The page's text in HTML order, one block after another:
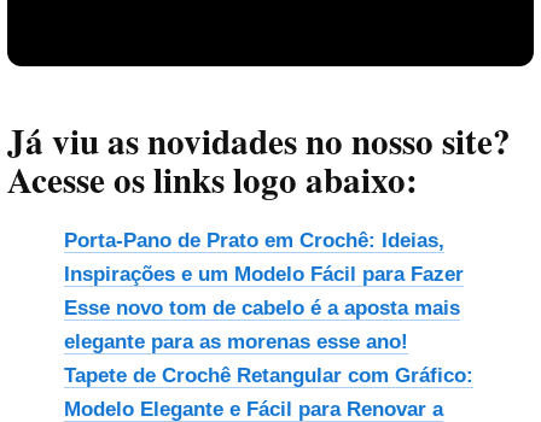
Reproduzir vídeo
Já viu as novidades no nosso site?
Acesse os links logo abaixo:
Porta-Pano de Prato em Crochê: Ideias,
Inspirações e um Modelo Fácil para Fazer
Esse novo tom de cabelo é a aposta mais
elegante para as morenas esse ano!
Tapete de Crochê Retangular com Gráfico:
Modelo Elegante e Fácil para Renovar a